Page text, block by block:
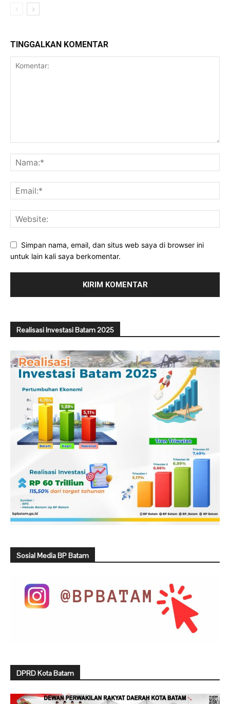
TINGGALKAN KOMENTAR
Simpan nama, email, dan situs web saya di browser ini
untuk lain kali saya berkomentar.
Realisasi Investasi Batam 2025
Sosial Media BP Batam
DPRD Kota Batam